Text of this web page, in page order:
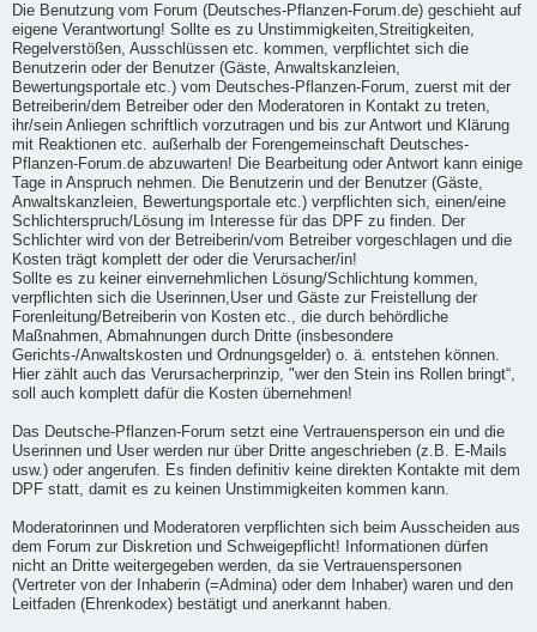
Die Benutzung vom Forum (Deutsches-Pflanzen-Forum.de) geschieht auf
eigene Verantwortung! Sollte es zu Unstimmigkeiten,Streitigkeiten,
Regelverstößen, Ausschlüssen etc. kommen, verpflichtet sich die
Benutzerin oder der Benutzer (Gäste, Anwaltskanzleien,
Bewertungsportale etc.) vom Deutsches-Pflanzen-Forum, zuerst mit der
Betreiberin/dem Betreiber oder den Moderatoren in Kontakt zu treten,
ihr/sein Anliegen schriftlich vorzutragen und bis zur Antwort und Klärung
mit Reaktionen etc. außerhalb der Forengemeinschaft Deutsches-
Pflanzen-Forum.de abzuwarten! Die Bearbeitung oder Antwort kann einige
Tage in Anspruch nehmen. Die Benutzerin und der Benutzer (Gäste,
Anwaltskanzleien, Bewertungsportale etc.) verpflichten sich, einen/eine
Schlichterspruch/Lösung im Interesse für das DPF zu finden. Der
Schlichter wird von der Betreiberin/vom Betreiber vorgeschlagen und die
Kosten trägt komplett der oder die Verursacher/in!
Sollte es zu keiner einvernehmlichen Lösung/Schlichtung kommen,
verpflichten sich die Userinnen,User und Gäste zur Freistellung der
Forenleitung/Betreiberin von Kosten etc., die durch behördliche
Maßnahmen, Abmahnungen durch Dritte (insbesondere
Gerichts-/Anwaltskosten und Ordnungsgelder) o. ä. entstehen können.
Hier zählt auch das Verursacherprinzip, "wer den Stein ins Rollen bringt“,
soll auch komplett dafür die Kosten übernehmen!
Das Deutsche-Pflanzen-Forum setzt eine Vertrauensperson ein und die
Userinnen und User werden nur über Dritte angeschrieben (z.B. E-Mails
usw.) oder angerufen. Es finden definitiv keine direkten Kontakte mit dem
DPF statt, damit es zu keinen Unstimmigkeiten kommen kann.
Moderatorinnen und Moderatoren verpflichten sich beim Ausscheiden aus
dem Forum zur Diskretion und Schweigepflicht! Informationen dürfen
nicht an Dritte weitergegeben werden, da sie Vertrauenspersonen
(Vertreter von der Inhaberin (=Admina) oder dem Inhaber) waren und den
Leitfaden (Ehrenkodex) bestätigt und anerkannt haben.